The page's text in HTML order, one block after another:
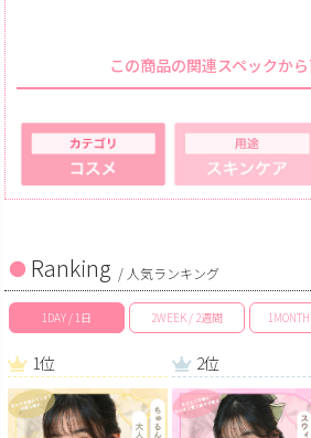
この商品の関連スペックか
Ranking / 人気ランキング
1DAY / 1日 2WEEK / 2週間
1位 2位